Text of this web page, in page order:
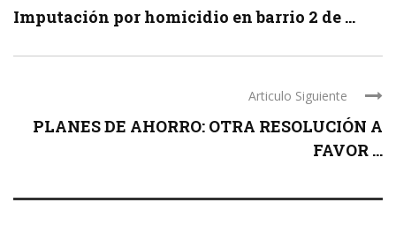
Imputación por homicidio en barrio 2 de ...
Articulo Siguiente
PLANES DE AHORRO: OTRA RESOLUCIÓN A
FAVOR ...